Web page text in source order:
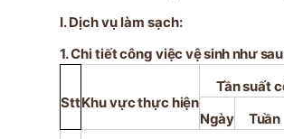
I. Dịch vụ làm sạch:
1. Chitiếtcông việc vệ sinh như
SttKhuvựcthực hiện
Tầnsuất
Ngày Tuần